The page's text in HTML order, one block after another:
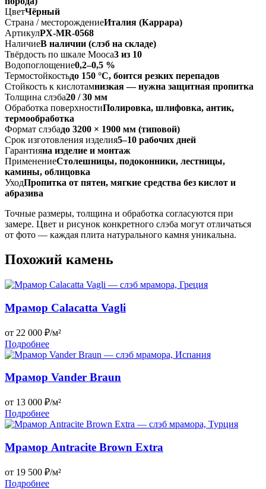
ЦветЧёрный
Страна / месторождениеИталия (Каррара)
АртикулPX-MR-0568
НаличиеВ наличии (слэб на складе)
Твёрдость по шкале Мооса3 из 10
Водопоглощение0,2–0,5 %
Термостойкостьдо 150 °C, боится резких перепадов
Стойкость к кислотамнизкая — нужна защитная пропитка
Толщина слэба20 / 30 мм
Обработка поверхностиПолировка, шлифовка, антик,
термообработка
Формат слэбадо 3200 × 1900 мм (типовой)
Срок изготовления изделия5–10 рабочих дней
Гарантияна изделие и монтаж
ПрименениеСтолешницы, подоконники, лестницы,
камины, облицовка
УходПропитка от пятен, мягкие средства без кислот и
абразива
Точные размеры, толщина и обработка согласуются при
замере. Цвет и рисунок конкретного слэба могут отличаться
от фото — каждая плита натурального камня уникальна.
Похожий камень
Мрамор Calacatta Vagli
от 22 000 ₽/м²
Подробнее
Мрамор Vander Braun
от 13 000 ₽/м²
Подробнее
Мрамор Antracite Brown Extra
от 19 500 ₽/м²
Подробнее